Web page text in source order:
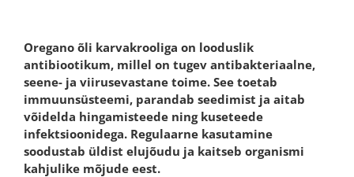
Oregano õli karvakrooliga on looduslik
antibiootikum, millel on tugev antibakteriaalne,
seene- ja viirusevastane toime. See toetab
immuunsüsteemi, parandab seedimist ja aitab
võidelda hingamisteede ning kuseteede
infektsioonidega. Regulaarne kasutamine
soodustab üldist elujõudu ja kaitseb organismi
kahjulike mõjude eest.